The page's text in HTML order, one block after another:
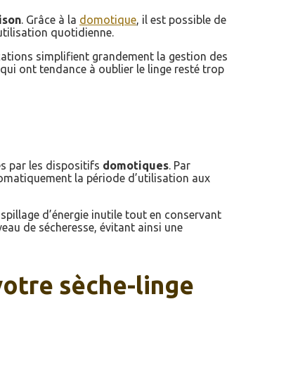
. Grâce à la domotique , il est possible de
quotidienne.
simplifient grandement la gestion des
ont tendance à oublier le linge resté trop
par les dispositifs domotiques . Par
la période d’utilisation aux
d’énergie inutile tout en conservant
de sécheresse, évitant ainsi une
sèche-linge